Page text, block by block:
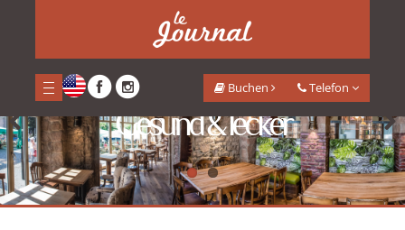
Telefon
Buchen
Gesund & lecker
Previous Next